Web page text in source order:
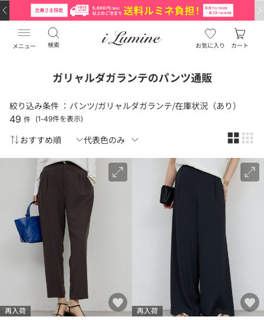
メニュー 検索 お気に入り カート
ガリャルダガランテのパンツ通販
絞り込み条件 ： パンツ/ガリャルダガランテ/在庫状況（あり）
49 件 (1-49件を表示)
再入荷 再入荷